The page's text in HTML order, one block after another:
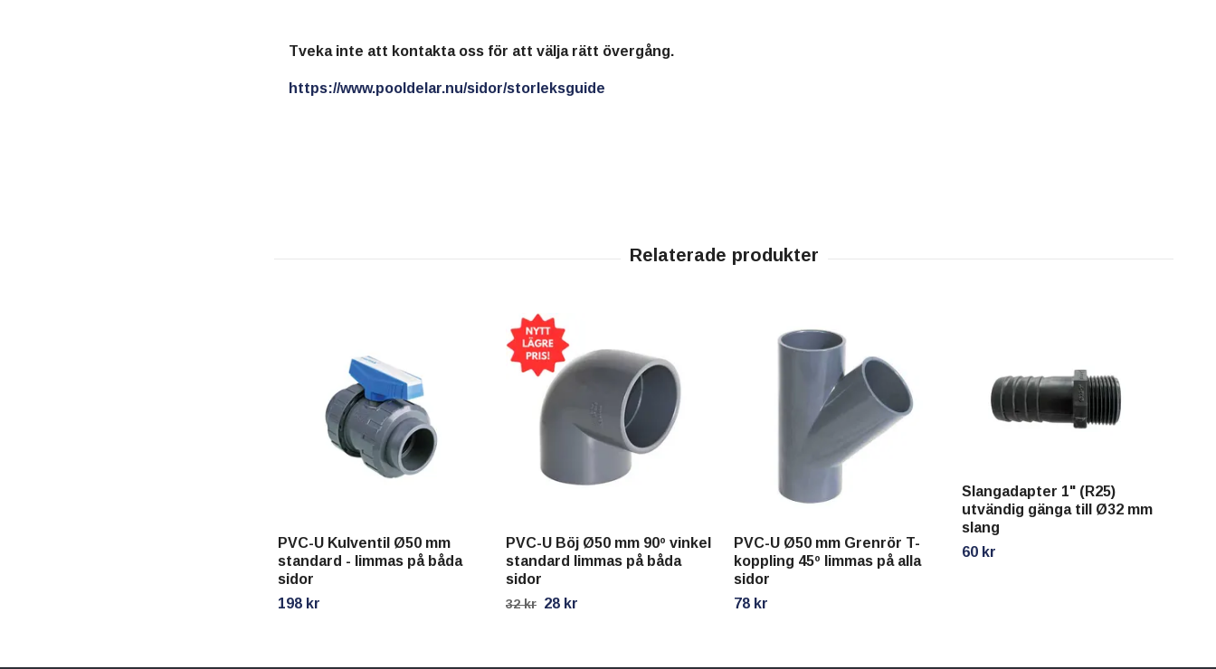
Tveka inte att kontakta oss för att välja rätt övergång.
https://www.pooldelar.nu/sidor/storleksguide
PVC-U Kulventil Ø50 mm
standard - limmas på båda
sidor
198 kr
PVC-U Böj Ø50 mm 90º vinkel
standard limmas på båda
sidor
32 kr 28 kr
PVC-U Ø50 mm Grenrör T-
koppling 45º limmas på alla
sidor
78 kr
Slangadapter 1" (R25)
utvändig gänga till Ø32 mm
slang
60 kr